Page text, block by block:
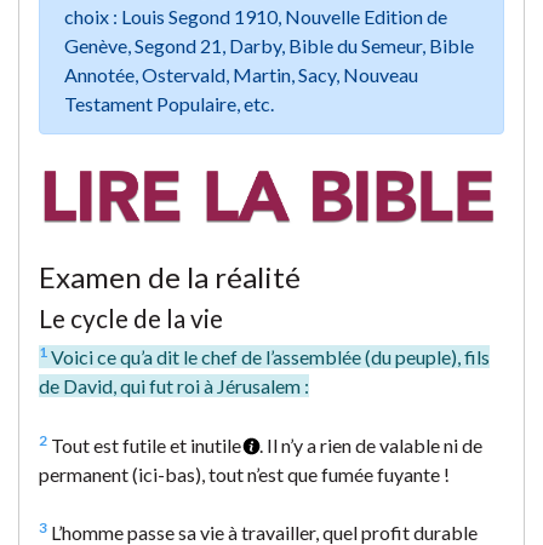
choix : Louis Segond 1910, Nouvelle Edition de
Genève, Segond 21, Darby, Bible du Semeur, Bible
Annotée, Ostervald, Martin, Sacy, Nouveau
Testament Populaire, etc.
Examen de la réalité
Le cycle de la vie
1 Voici ce qu’a dit le chef de l’assemblée (du peuple), fils
de David, qui fut roi à Jérusalem :
2 Tout est futile et inutile
. Il n’y a rien de valable ni de
permanent (ici-bas), tout n’est que fumée fuyante !
3 L’homme passe sa vie à travailler, quel profit durable